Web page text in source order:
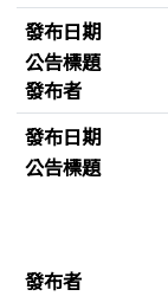
發布日期
公告標題
發布者
發布日期
公告標題
發布者